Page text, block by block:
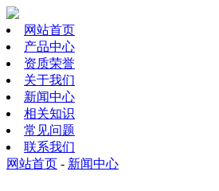
网站首页
产品中心
资质荣誉
关于我们
新闻中心
相关知识
常见问题
联系我们
网站首页 - 新闻中心